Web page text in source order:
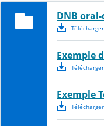
DNB
Télécharger
Exemple
Télécharger
Exemple
Télécharger